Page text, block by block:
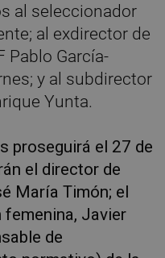
al seleccionador
al exdirector de
Pablo García-
y al subdirector
Yunta.
proseguirá el 27 de
el director de
María Timón; el
Javier
de